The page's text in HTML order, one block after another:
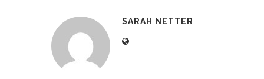
SARAH NETTER